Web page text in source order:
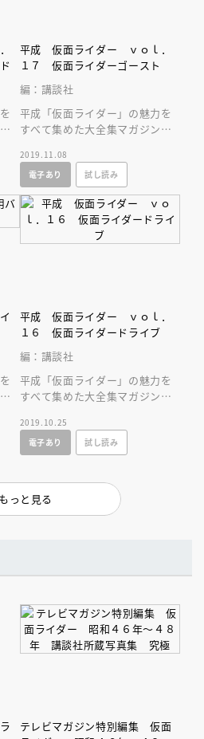
平成 仮面ライダー ｖｏｌ．
１７ 仮面ライダーゴースト
編：講談社
平成「仮面ライダー」の魅力を
すべて集めた大全集マガジン！
面ライダーゴースト」を大特
集！
2019.11.08
電子あり
試し読み
平成 仮面ライダー ｖｏｌ．
１６ 仮面ライダードライブ
編：講談社
平成「仮面ライダー」の魅力を
すべて集めた大全集マガジン！
面ライダードライブ」を大特
集！
2019.10.25
電子あり
試し読み
もっと見る
テレビマガジン特別編集 仮面